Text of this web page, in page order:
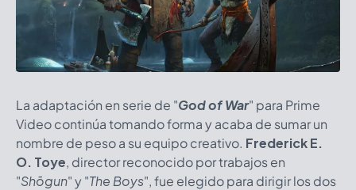
La adaptación en serie de "God of War" para Prime
Video continúa tomando forma y acaba de sumar un
nombre de peso a su equipo creativo. Frederick E.
O. Toye, director reconocido por trabajos en
"Shōgun" y "The Boys", fue elegido para dirigir los dos